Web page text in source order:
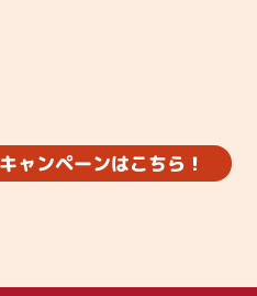
ャンペーンはこちら！